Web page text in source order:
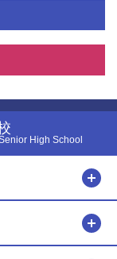
High School